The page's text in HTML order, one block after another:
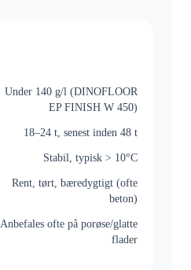
Under 140 g/l (DINOFLOOR
EP FINISH W 450)
18–24 t, senest inden 48 t
Stabil, typisk > 10°C
Rent, tørt, bæredygtigt (ofte
beton)
Anbefales ofte på porøse/glatte
flader